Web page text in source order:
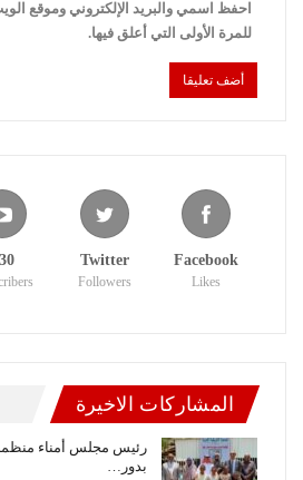
احفظ اسمي والبريد الإلكتروني وموقع
للمرة الأولى التي أعلق فيها.
Facebook
Likes
Twitter
Followers
المشاركات الاخيرة
رئيس مجلس أمناء منظمة
بدور…